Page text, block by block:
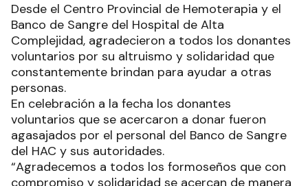
Desde el Centro Provincial de Hemoterapia y el
Banco de Sangre del Hospital de Alta
Complejidad, agradecieron a todos los donantes
voluntarios por su altruismo y solidaridad que
constantemente brindan para ayudar a otras
personas.
En celebración a la fecha los donantes
voluntarios que se acercaron a donar fueron
agasajados por el personal del Banco de Sangre
del HAC y sus autoridades.
“Agradecemos a todos los formoseños que con